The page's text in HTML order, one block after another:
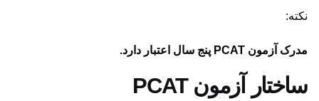
نکته:
مدرک آزمون PCAT پنج سال اعتبار دارد.
ساختار آزمون PCAT